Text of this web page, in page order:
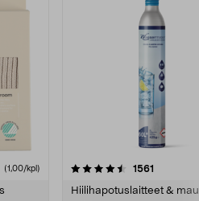
(1,00/kpl) 1561
Hiilihapotuslaitteet &
4.5viidestä